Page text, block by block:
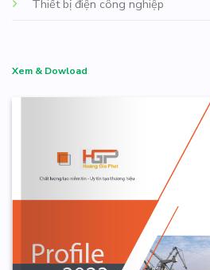
Thiết bị điện công nghiệp
Xem & Dowload